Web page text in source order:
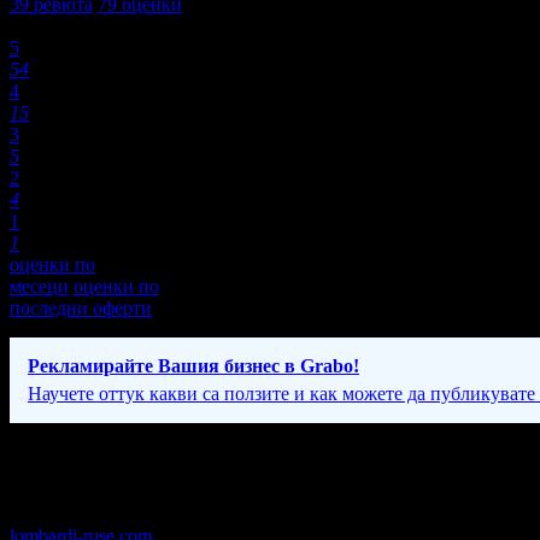
39 ревюта 79 оценки
5
54
4
15
3
5
2
4
1
1
оценки по
месеци оценки по
последни оферти
Рекламирайте Вашия бизнес в Grabo!
Научете оттук какви са ползите и как можете да публикувате
lombardi-ruse.com